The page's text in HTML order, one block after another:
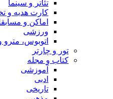
تئاتر و سینما
کارت هدیه و
اماکن و
ورزشی
اتوبوس، مترو
تور و چارتر
کتاب و مجله
آموزشی
ادبی
تاریخی